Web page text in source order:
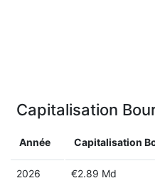
Capitalisation
Année Capitalisation
2026 €2.89 Md